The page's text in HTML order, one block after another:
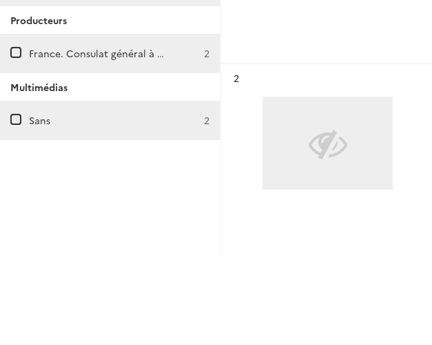
Producteurs
France. Consulat général à Tel-Aviv-Jaffa (Israël) 2
Multimédias
Sans 2
2